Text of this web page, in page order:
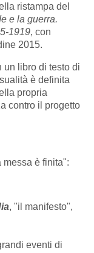
ristampa del
e la guerra.
1919, con
2015.
un libro di testo di
è definita
propria
contro il progetto
è finita":
, "il manifesto",
eventi di